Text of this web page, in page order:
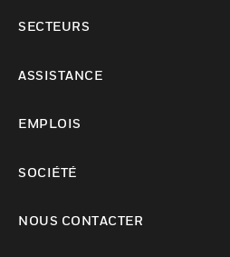
SECTEURS
ASSISTANCE
EMPLOIS
SOCIÉTÉ
NOUS CONTACTER